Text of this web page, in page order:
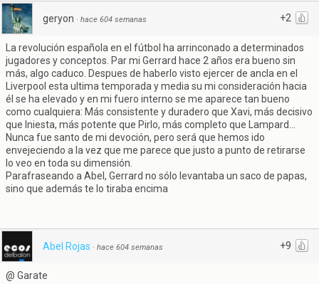
+2
geryon · hace 604 semanas
La revolución española en el fútbol ha arrinconado a determinados
jugadores y conceptos. Par mi Gerrard hace 2 años era bueno sin
más, algo caduco. Despues de haberlo visto ejercer de ancla en el
Liverpool esta ultima temporada y media su mi consideración hacia
él se ha elevado y en mi fuero interno se me aparece tan bueno
como cualquiera: Más consistente y duradero que Xavi, más decisivo
que Iniesta, más potente que Pirlo, más completo que Lampard...
Nunca fue santo de mi devoción, pero será que hemos ido
envejeciendo a la vez que me parece que justo a punto de retirarse
lo veo en toda su dimensión.
Parafraseando a Abel, Gerrard no sólo levantaba un saco de papas,
sino que además te lo tiraba encima
+9
Abel Rojas · hace 604 semanas
@ Garate